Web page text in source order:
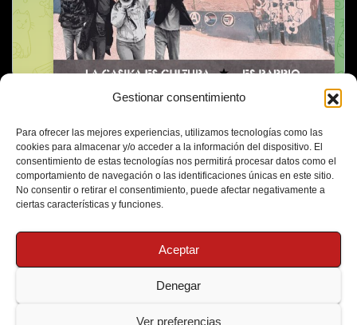
Gestionar consentimiento
Para ofrecer las mejores experiencias, utilizamos tecnologías como las
cookies para almacenar y/o acceder a la información del dispositivo. El
consentimiento de estas tecnologías nos permitirá procesar datos como el
comportamiento de navegación o las identificaciones únicas en este sitio.
No consentir o retirar el consentimiento, puede afectar negativamente a
ciertas características y funciones.
Aceptar
Denegar
Ver preferencias